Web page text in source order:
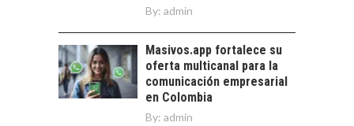
El Desierto de
Atacama: Motor
Estratégico para el
Desarrollo Turístico…
MINERA CHILENA
FRENTE AL DESAFÍO
DE LA
SOSTENIBILIDAD
By: admin
Masivos.app fortalece su
oferta multicanal para la
comunicación empresarial
en Colombia
By: admin